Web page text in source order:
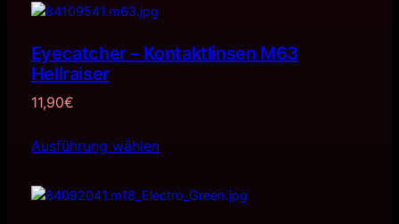
Eyecatcher – Kontaktlinsen M63
Hellraiser
11,90€
Ausführung wählen